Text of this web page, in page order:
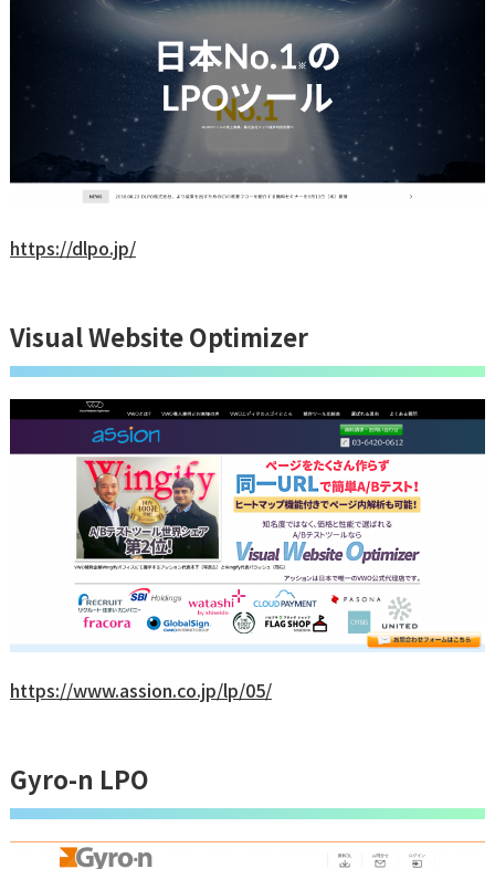
https://dlpo.jp/
Visual Website Optimizer
https://www.assion.co.jp/lp/05/
Gyro-n LPO